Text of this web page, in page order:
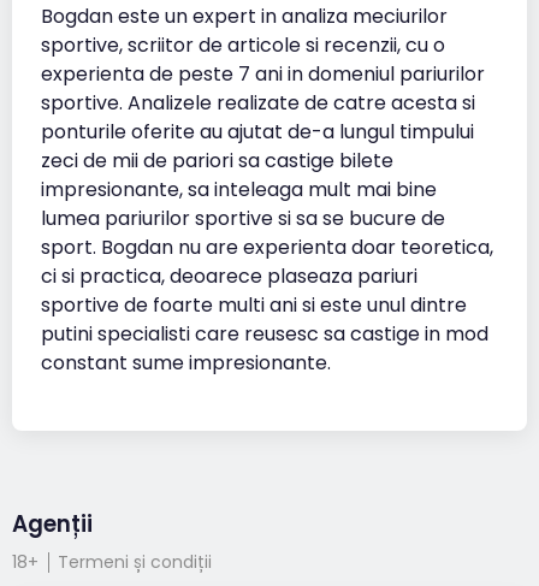
Bogdan este un expert in analiza meciurilor
sportive, scriitor de articole si recenzii, cu o
experienta de peste 7 ani in domeniul pariurilor
sportive. Analizele realizate de catre acesta si
ponturile oferite au ajutat de-a lungul timpului
zeci de mii de pariori sa castige bilete
impresionante, sa inteleaga mult mai bine
lumea pariurilor sportive si sa se bucure de
sport. Bogdan nu are experienta doar teoretica,
ci si practica, deoarece plaseaza pariuri
sportive de foarte multi ani si este unul dintre
putini specialisti care reusesc sa castige in mod
constant sume impresionante.
Agenții
18+ Termeni și condiții